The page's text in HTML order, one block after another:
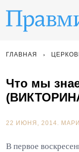
ГЛАВНАЯ
Что мы
22 ИЮНЯ, 2014.
В первое